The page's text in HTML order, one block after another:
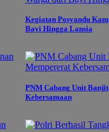
Kegiatan Posyandu
Bayi Hingga Lansia
PNM Cabang Unit
Kebersamaan